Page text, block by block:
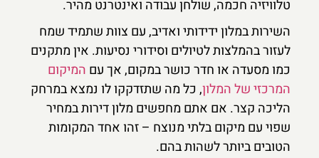
טלוויזיה חכמה, שולחן עבודה ואינטרנט מהיר.
השירות במלון ידידותי ואדיב, עם צוות שתמיד שמח
לעזור בהמלצות לטיולים וסידורי נסיעות. אין מתקנים
כמו מסעדה או חדר כושר במקום, אך עם המיקום
המרכזי של המלון, כל מה שתזדקקו לו נמצא במרחק
הליכה קצר. אם אתם מחפשים מלון דירות במחיר
שפוי עם מיקום בלתי מנוצח – זהו אחד המקומות
הטובים ביותר לשהות בהם.